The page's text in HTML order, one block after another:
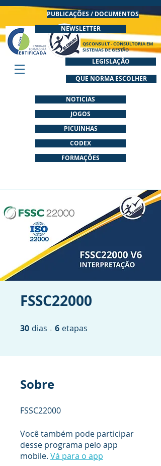
QSCONSULT - CONSULTORIA EM
SISTEMAS DE GESTÃO
LEGISLAÇÃO
QUE NORMA ESCOLHER
NOTICIAS
JOGOS
PICUINHAS
CODEX
FORMAÇÕES
PUBLICAÇÕES / DOCUMENTOS
NEWSLETTER
FSSC22000
30 dias 30 dias
6 etapas
Sobre
FSSC22000
Você também pode participar
desse programa pelo app
mobile. Vá para o app